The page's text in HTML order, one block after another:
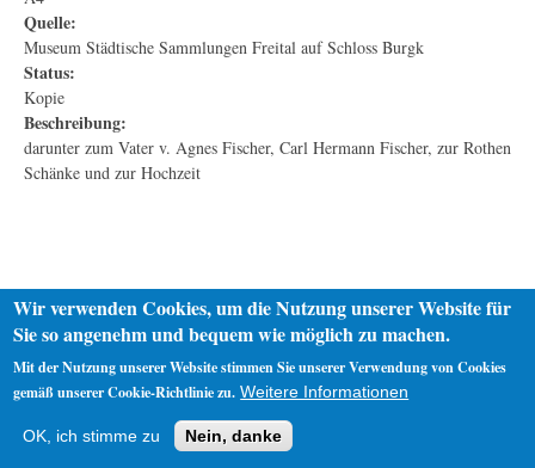
Quelle:
Museum Städtische Sammlungen Freital auf Schloss Burgk
Status:
Kopie
Beschreibung:
darunter zum Vater v. Agnes Fischer, Carl Hermann Fischer, zur Rothen
Schänke und zur Hochzeit
Impressum
Wir verwenden Cookies, um die Nutzung unserer Website für
Sie so angenehm und bequem wie möglich zu machen.
Mit der Nutzung unserer Website stimmen Sie unserer Verwendung von Cookies
gemäß unserer Cookie-Richtlinie zu. Weitere Informationen
OK, ich stimme zu Nein, danke